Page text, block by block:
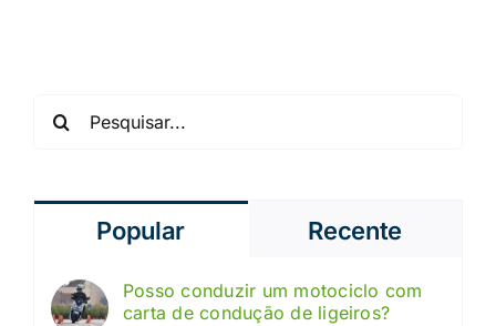
Popular Recente
Posso conduzir um motociclo com
carta de condução de ligeiros?